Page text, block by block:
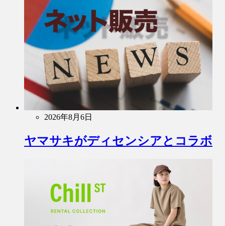
2026年8月6日
ヤマサキがディセンシアとコラボ